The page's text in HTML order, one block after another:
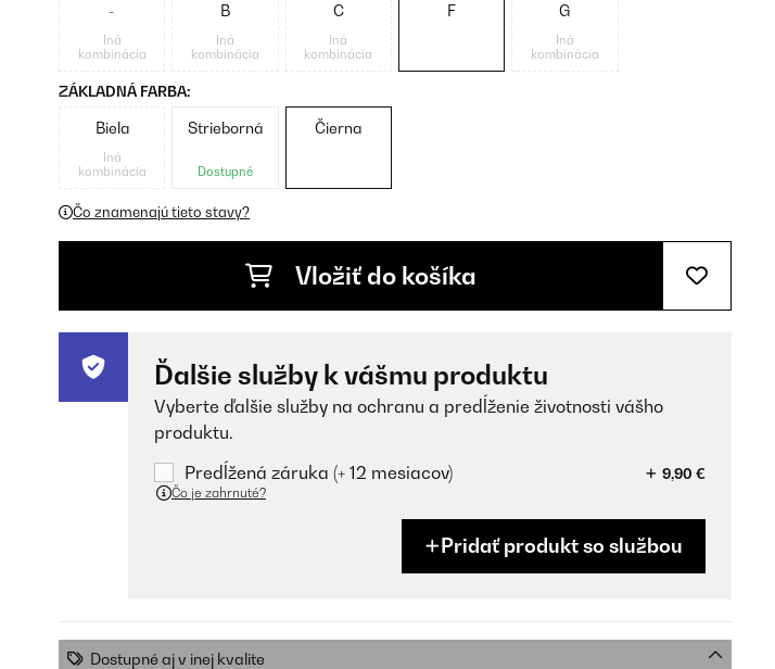
-
Iná
kombinácia
B
Iná
kombinácia
C
Iná
kombinácia
F G
Iná
kombinácia
ZÁKLADNÁ FARBA:
Biela
Iná
kombinácia
Strieborná
Dostupné
Čierna
Čo znamenajú tieto stavy?
Vložiť do košíka
Ďalšie služby k vášmu produktu
Vyberte ďalšie služby na ochranu a predĺženie životnosti vášho
produktu.
Predĺžená záruka (+ 12 mesiacov)
9,90 €
Čo je zahrnuté?
Pridať produkt so službou
Dostupné aj v inej kvalite